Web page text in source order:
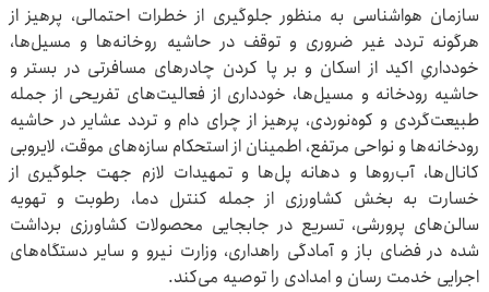
سازمان هواشناسی به منظور جلوگیری از خطرات احتمالی، پرهیز از
هرگونه تردد غیر ضروری و توقف در حاشیه روخانه‌ها و مسیل‌ها،
خودداریِ اکید از اسکان و بر پا کردن چادرهای مسافرتی در بستر و
حاشیه رودخانه و مسیل‌ها، خودداری از فعالیت‌های تفریحی از جمله
طبیعت‌گردی و کوه‌نوردی، پرهیز از چرای دام و تردد عشایر در حاشیه
رودخانه‌ها و نواحی مرتفع، اطمینان از استحکام سازه‌های موقت، لایروبی
کانال‌ها، آب‌روها و دهانه پل‌ها و تمهیدات لازم جهت جلوگیری از
خسارت به بخش کشاورزی از جمله کنترل دما، رطوبت و تهویه
سالن‌های پرورشی، تسریع در جابجایی محصولات کشاورزی برداشت
شده در فضای باز و آمادگی راهداری، وزارت نیرو و سایر دستگاه‌های
اجرایی خدمت رسان و امدادی را توصیه می‌کند.